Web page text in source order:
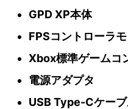
GPD XP本体
FPSコントローラ
Xbox標準ゲームコ
電源アダプタ
USB Type-Cケー